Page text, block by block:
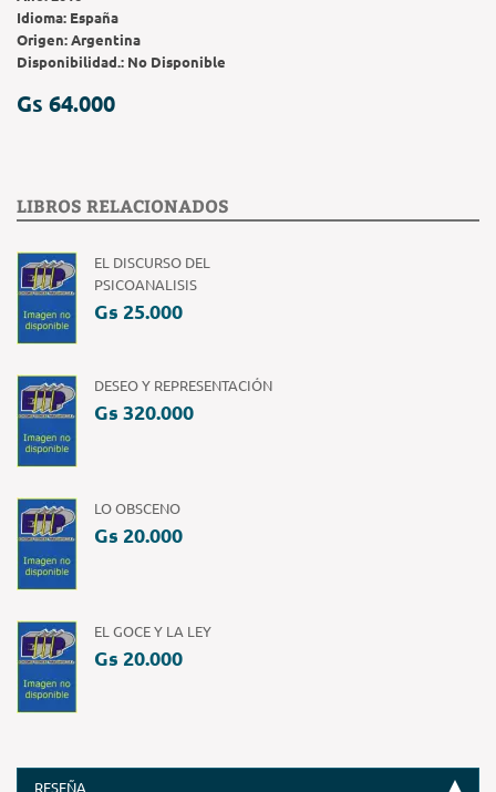
Idioma: España
Origen:Argentina
Disponibilidad.: No Disponible
Gs 64.000
LIBROS RELACIONADOS
EL DISCURSO DEL
PSICOANALISIS
Gs 25.000
DESEO Y REPRESENTACIÓN
Gs 320.000
LO OBSCENO
Gs 20.000
EL GOCE Y LA LEY
Gs 20.000
RESEÑA